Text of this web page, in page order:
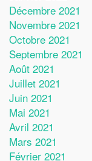
Décembre 2021
Novembre 2021
Octobre 2021
Septembre 2021
Août 2021
Juillet 2021
Juin 2021
Mai 2021
Avril 2021
Mars 2021
Février 2021